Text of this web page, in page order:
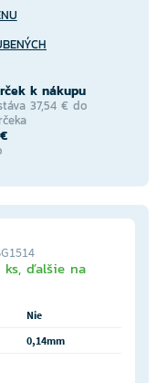
k nákupu
37,54 € do
ďalšie na
Nie
0,14mm